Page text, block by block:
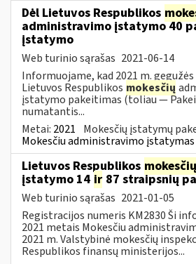
Dėl Lietuvos Respublikos
administravimo įstatymo 40
įstatymo
Web turinio sąrašas 2021-06-14
Informuojame, kad 2021 m.
Lietuvos Respublikos mokesčių
įstatymo pakeitimas (toliau —
numatantis...
Metai: 2021 Mokesčių įstatymų
Mokesčiu administravimo įstatymas
Lietuvos Respublikos mokesčių
įstatymo 14 ir 87 straipsnių
Web turinio sąrašas 2021-01-05
Registracijos numeris KM2830 Ši
2021 metais Mokesčiu
2021 m. Valstybinė mokesčių
Respublikos finansų ministerijos...